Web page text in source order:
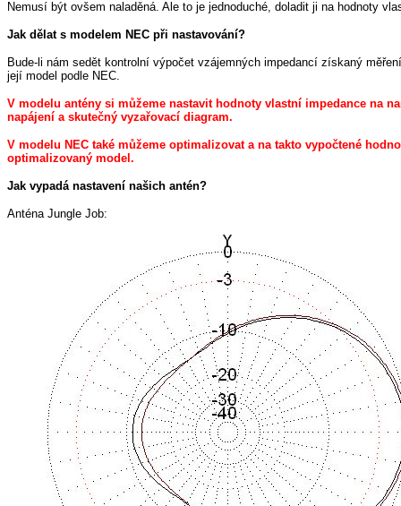
Nemusí být ovšem naladěná. Ale to je jednoduché, doladit ji na hodnoty
Jak dělat s modelem NEC při nastavování?
Bude-li nám sedět kontrolní výpočet vzájemných impedancí získaný
její model podle NEC.
V modelu antény si můžeme nastavit hodnoty vlastní impedance na
napájení a skutečný vyzařovací diagram.
V modelu NEC také můžeme optimalizovat a na takto vypočtené
optimalizovaný model.
Jak vypadá nastavení našich antén?
Anténa Jungle Job: